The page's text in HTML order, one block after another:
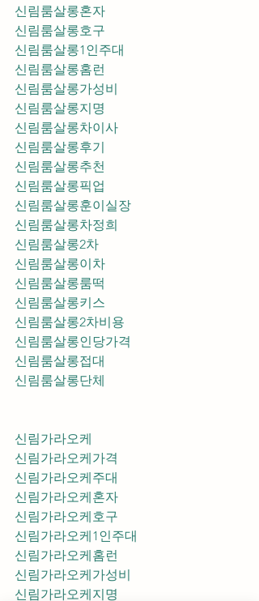
신림룸살롱혼자
신림룸살롱호구
신림룸살롱1인주대
신림룸살롱홈런
신림룸살롱가성비
신림룸살롱지명
신림룸살롱차이사
신림룸살롱후기
신림룸살롱추천
신림룸살롱훈이실장
신림룸살롱차정희
신림룸살롱2차
신림룸살롱이차
신림룸살롱룸떡
신림룸살롱키스
신림룸살롱2차비용
신림룸살롱인당가격
신림룸살롱접대
신림룸살롱단체
신림가라오케
신림가라오케가격
신림가라오케주대
신림가라오케혼자
신림가라오케호구
신림가라오케1인주대
신림가라오케홈런
신림가라오케가성비
신림가라오케지명